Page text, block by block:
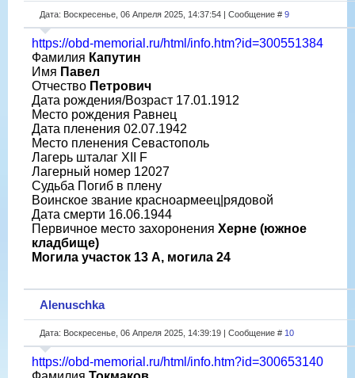
Дата: Воскресенье, 06 Апреля 2025, 14:37:54 | Сообщение # 9
https://obd-memorial.ru/html/info.htm?id=300551384
Фамилия Капутин
Имя Павел
Отчество Петрович
Дата рождения/Возраст 17.01.1912
Место рождения Равнец
Дата пленения 02.07.1942
Место пленения Севастополь
Лагерь шталаг XII F
Лагерный номер 12027
Судьба Погиб в плену
Воинское звание красноармеец|рядовой
Дата смерти 16.06.1944
Первичное место захоронения Херне (южное
кладбище)
Могила участок 13 A, могила 24
Alenuschka
Дата: Воскресенье, 06 Апреля 2025, 14:39:19 | Сообщение # 10
https://obd-memorial.ru/html/info.htm?id=300653140